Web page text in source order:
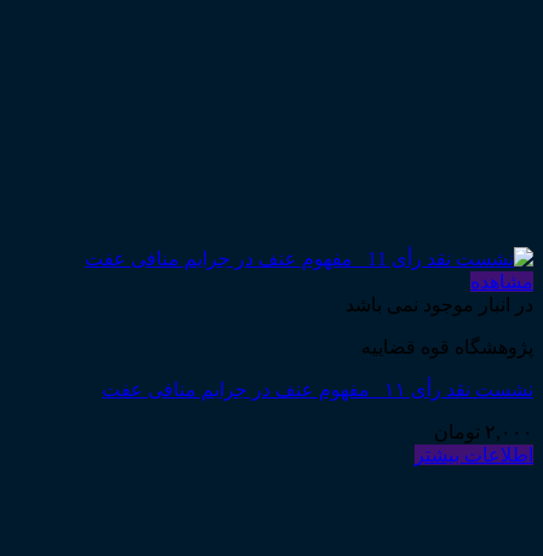
مشاهده
در انبار موجود نمی باشد
پژوهشگاه قوه قضاییه
نشست نقد رأی ۱۱_ مفهوم عنف در جرایم منافی عفت
۲,۰۰۰ تومان
اطلاعات بیشتر